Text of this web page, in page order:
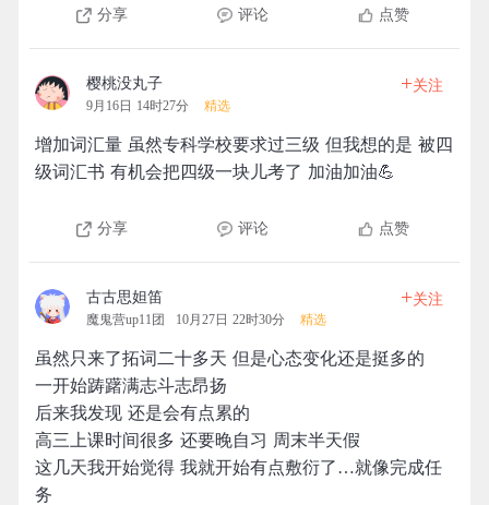
分享 评论 点赞
樱桃没丸子
9月16日 14时27分 精选
+关注
增加词汇量 虽然专科学校要求过三级 但我想的是 被四
级词汇书 有机会把四级一块儿考了 加油加油💪
分享 评论 点赞
古古思妲笛
魔鬼营up11团 10月27日 22时30分 精选
+关注
虽然只来了拓词二十多天 但是心态变化还是挺多的
一开始踌躇满志斗志昂扬
后来我发现 还是会有点累的
高三上课时间很多 还要晚自习 周末半天假
这几天我开始觉得 我就开始有点敷衍了…就像完成任
务